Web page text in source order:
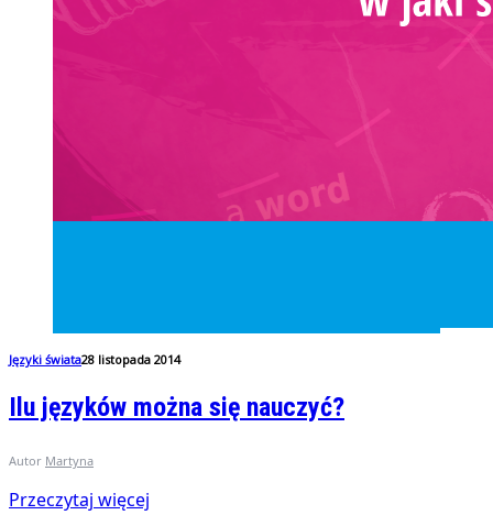
Języki świata28 listopada 2014
Ilu języków można się nauczyć?
Autor Martyna
Przeczytaj więcej